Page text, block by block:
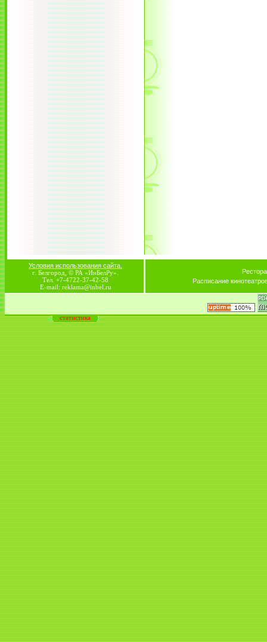
Условия использования сайта.
г. Белгород, © РА «ИнБелРу».
Тел. +7-4722-37-42-58
E-mail: reklama@inbel.ru
Расписание
статистика